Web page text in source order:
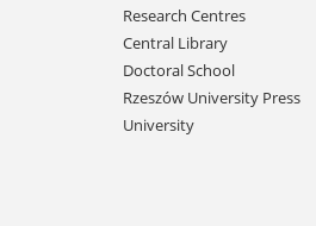
Research Centres
Central Library
Doctoral School
Rzeszów University Press
University